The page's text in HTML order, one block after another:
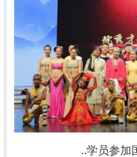
..学员参加